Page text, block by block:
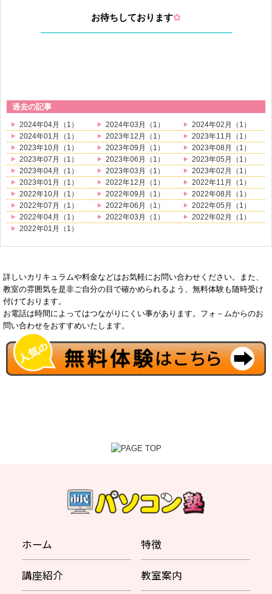
お待ちしております✿
—————————————————————
過去の記事
2024年04月（1） 2024年03月（1）
2024年02月（1）
2024年01月（1）
2023年12月（1）
2023年11月（1）
2023年10月（1）
2023年09月（1）
2023年08月（1）
2023年07月（1）
2023年06月（1）
2023年05月（1）
2023年04月（1）
2023年03月（1）
2023年02月（1）
2023年01月（1）
2022年12月（1）
2022年11月（1）
2022年10月（1）
2022年09月（1）
2022年08月（1）
2022年07月（1）
2022年06月（1）
2022年05月（1）
2022年04月（1）
2022年03月（1）
2022年02月（1）
2022年01月（1）
詳しいカリキュラムや料金などはお気軽にお問い合わせください。また、
教室の雰囲気を是非ご自分の目で確かめられるよう、無料体験も随時受け
付けております。
お電話は時間によってはつながりにくい事があります。フォ－ムからのお
問い合わせをおすすめいたします。
ホーム 特徴
講座紹介 教室案内